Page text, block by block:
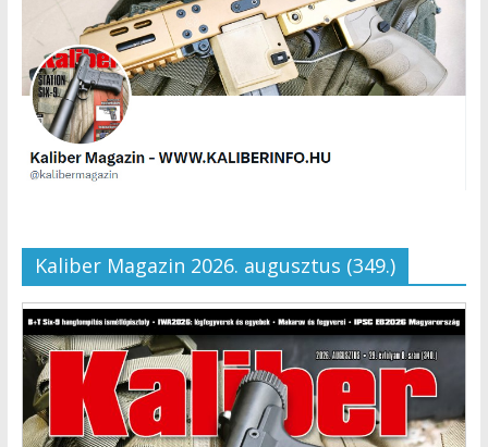
Kaliber Magazin 2026. augusztus (349.)